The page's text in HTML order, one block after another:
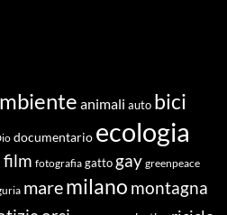
animali auto bici
documentario ecologia
film fotografia gatto gay greenpeace
maremilano montagna